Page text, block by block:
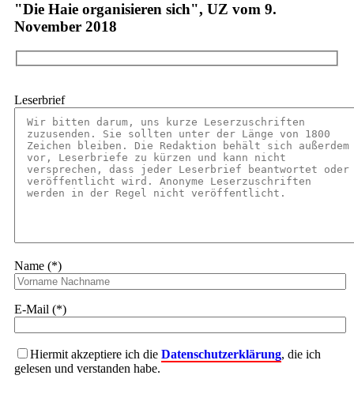
"Die Haie organisieren sich", UZ vom 9.
November 2018
Leserbrief
Name (*)
E-Mail (*)
Hiermit akzeptiere ich die Datenschutzerklärung, die ich
gelesen und verstanden habe.